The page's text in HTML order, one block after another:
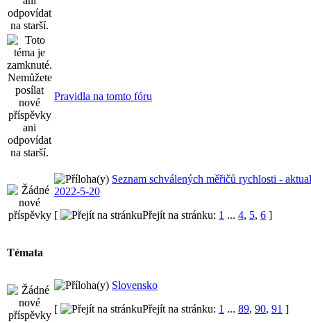
Pravidla na tomto fóru
Seznam schválených měřičů rychlosti -
2022-5-20
[
Přejít na stránku: 1 ... 4, 5, 6 ]
Témata
Slovensko
[
Přejít na stránku: 1 ... 89, 90, 91 ]